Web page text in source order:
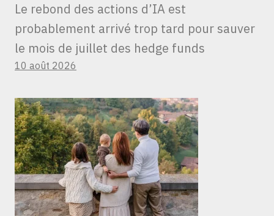
Le rebond des actions d’IA est
probablement arrivé trop tard pour sauver
le mois de juillet des hedge funds
10 août 2026